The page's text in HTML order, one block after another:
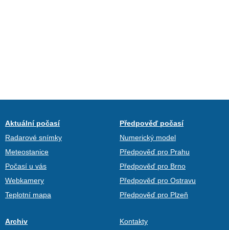
Aktuální počasí
Radarové snímky
Meteostanice
Počasí u vás
Webkamery
Teplotní mapa
Předpověď počasí
Numerický model
Předpověď pro Prahu
Předpověď pro Brno
Předpověď pro Ostravu
Předpověď pro Plzeň
Archiv Kontakty